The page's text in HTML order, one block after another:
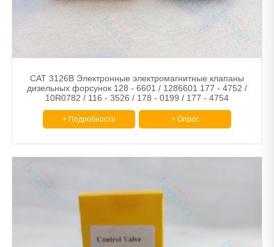
CAT 3126B Электронные электромагнитные клапаны
дизельных форсунок 128 - 6601 / 1286601 177 - 4752 /
10R0782 / 116 - 3526 / 178 - 0199 / 177 - 4754
+ Подробности + Опрос